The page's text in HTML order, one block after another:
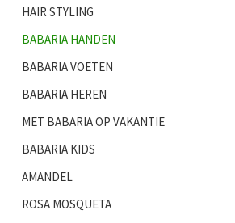
HAIR STYLING
BABARIA HANDEN
BABARIA VOETEN
BABARIA HEREN
MET BABARIA OP VAKANTIE
BABARIA KIDS
AMANDEL
ROSA MOSQUETA